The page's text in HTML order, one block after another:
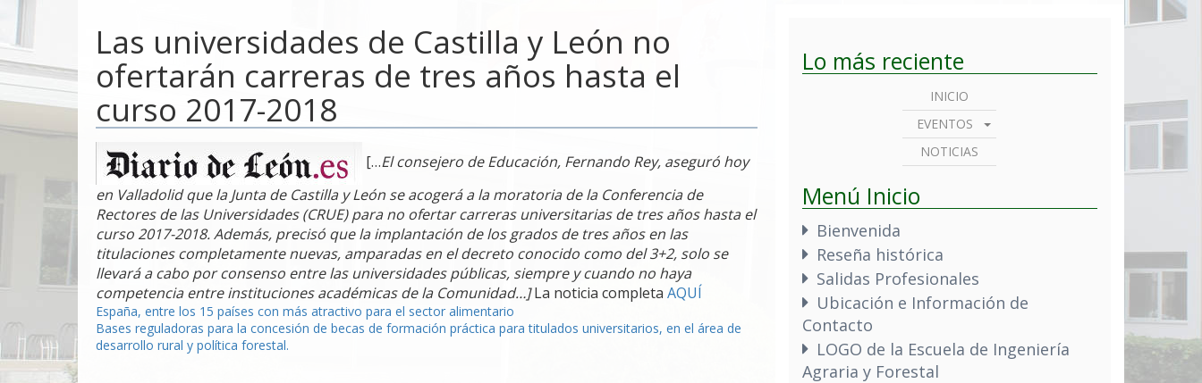
Las universidades de Castilla y León no
ofertarán carreras de tres años hasta el
curso 2017-2018
[…El consejero de Educación, Fernando Rey, aseguró hoy
en Valladolid que la Junta de Castilla y León se acogerá a la moratoria de la Conferencia de
Rectores de las Universidades (CRUE) para no ofertar carreras universitarias de tres años hasta el
curso 2017-2018. Además, precisó que la implantación de los grados de tres años en las
titulaciones completamente nuevas, amparadas en el decreto conocido como del 3+2, solo se
llevará a cabo por consenso entre las universidades públicas, siempre y cuando no haya
competencia entre instituciones académicas de la Comunidad…]La noticia completa AQUÍ
Navegación
de
España, entre los 15 países con más atractivo para el sector alimentario
Bases reguladoras para la concesión de becas de formación práctica para titulados universitarios, en el área de
desarrollo rural y política forestal.
Lo más reciente
INICIO
EVENTOS
NOTICIAS
Menú Inicio
Bienvenida
Reseña histórica
Salidas Profesionales
Ubicación e Información de
Contacto
LOGO de la Escuela de Ingeniería
Agraria y Forestal